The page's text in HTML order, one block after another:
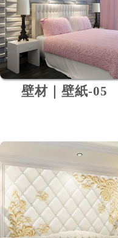
壁材｜壁紙-05